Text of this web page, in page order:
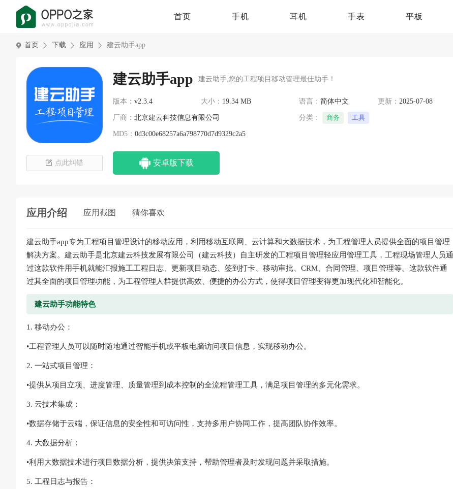
首页 手机 耳机 手表 平板
首页 下载 应用 建云助手app
点此纠错
建云助手app 建云助手,您的工程项目移动管理最佳助手！
版本： v2.3.4 大小： 19.34 MB 语言： 简体中文 更新： 2025-07-08
厂商： 北京建云科技信息有限公司 分类： 商务 工具
MD5： 0d3c00e68257a6a798770d7d9329c2a5
安卓版下载
应用介绍 应用截图 猜你喜欢
建云助手app专为工程项目管理设计的移动应用，利用移动互联网、云计算和大数据技术，为工程管理人员提供全面的项目管理
解决方案。建云助手是北京建云科技发展有限公司（建云科技）自主研发的工程项目管理轻应用管理工具，工程现场管理人员通
过这款软件用手机就能汇报施工工程日志、更新项目动态、签到打卡、移动审批、CRM、合同管理、项目管理等。这款软件通
过其全面的项目管理功能，为工程管理人群提供高效、便捷的办公方式，使得项目管理变得更加现代化和智能化。
建云助手功能特色
1. 移动办公：
•工程管理人员可以随时随地通过智能手机或平板电脑访问项目信息，实现移动办公。
2. 一站式项目管理：
•提供从项目立项、进度管理、质量管理到成本控制的全流程管理工具，满足项目管理的多元化需求。
3. 云技术集成：
•数据存储于云端，保证信息的安全性和可访问性，支持多用户协同工作，提高团队协作效率。
4. 大数据分析：
•利用大数据技术进行项目数据分析，提供决策支持，帮助管理者及时发现问题并采取措施。
5. 工程日志与报告：